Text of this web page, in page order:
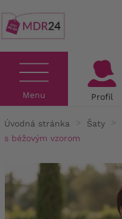
Menu Profil
Úvodná stránka Šaty
s béžovým vzorom